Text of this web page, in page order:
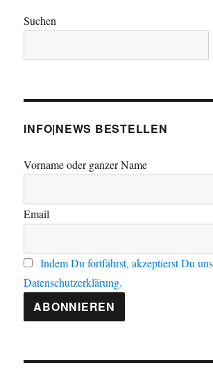
Suchen
INFO|NEWS BESTELLEN
Vorname oder ganzer Name
Email
Indem Du fortfährst, akzeptierst Du
Datenschutzerklärung.